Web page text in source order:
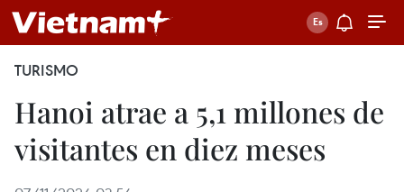
TURISMO
Hanoi atrae a 5,1 millones de
visitantes en diez meses